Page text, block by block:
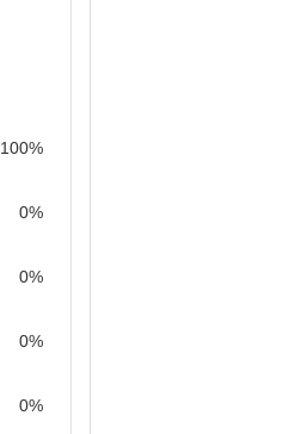
100%
0%
0%
0%
0%